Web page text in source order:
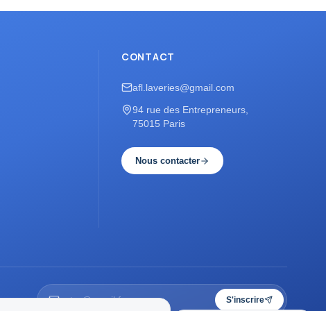
CONTACT
afl.laveries@gmail.com
94 rue des Entrepreneurs,
75015 Paris
Nous contacter
S'inscrire